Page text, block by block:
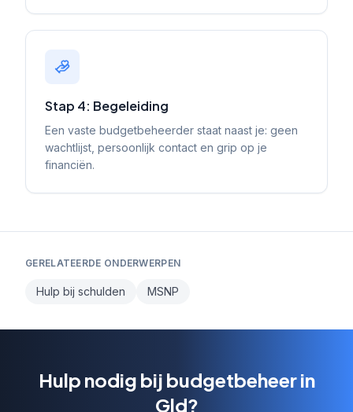
Stap 4: Begeleiding
Een vaste budgetbeheerder staat naast je: geen
wachtlijst, persoonlijk contact en grip op je
financiën.
GERELATEERDE ONDERWERPEN
Hulp bij schulden MSNP
Hulp nodig bij budgetbeheer in
Gld?